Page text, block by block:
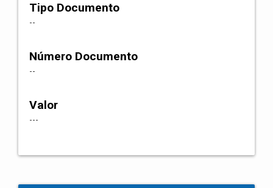
Tipo Documento
--
Número Documento
--
Valor
---